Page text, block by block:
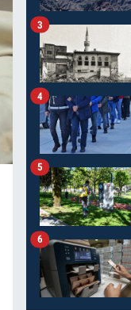
3
4
5
6